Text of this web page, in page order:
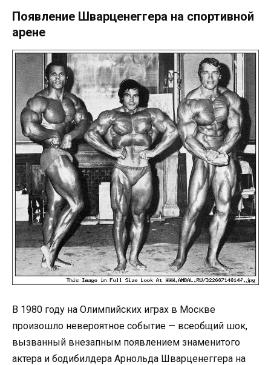
Появление Шварценеггера на спортивной
арене
В 1980 году на Олимпийских играх в Москве
произошло невероятное событие — всеобщий шок,
вызванный внезапным появлением знаменитого
актера и бодибилдера Арнольда Шварценеггера на